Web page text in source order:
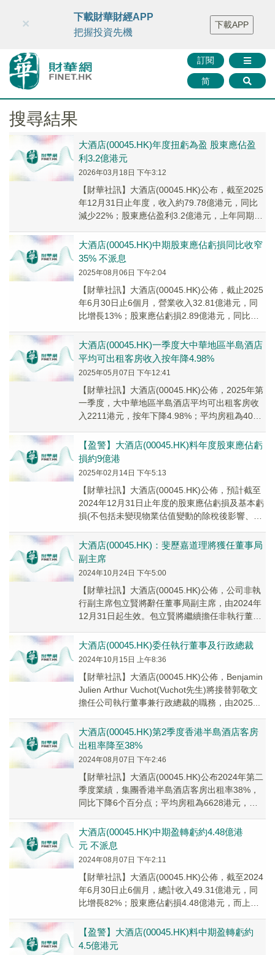
財華智庫網 FINTV FINMETA 財華證券 媒體矩陣
智庫沙龍
聯絡我們
訂閱
简
×
下載財華財經APP
把握投資先機
下載APP
搜尋結果
大酒店(00045.HK)年度扭虧為盈 股東應佔盈
利3.2億港元
2026年03月18日 下午3:12
【財華社訊】大酒店(00045.HK)公布，截至2025
年12月31日止年度，收入約79.78億港元，同比
減少22%；股東應佔盈利3.2億港元，上年同期為
大酒店(00045.HK)中期股東應佔虧損同比收窄
35% 不派息
2025年08月06日 下午2:04
【財華社訊】大酒店(00045.HK)公佈，截止2025
年6月30日止6個月，營業收入32.81億港元，同
比增長13%；股東應佔虧損2.89億港元，同比收
大酒店(00045.HK)一季度大中華地區半島酒店
平均可出租客房收入按年降4.98%
2025年05月07日 下午12:41
【財華社訊】大酒店(00045.HK)公佈，2025年第
一季度，大中華地區半島酒店平均可出租客房收
入2211港元，按年下降4.98%；平均房租為4014
【盈警】大酒店(00045.HK)料年度股東應佔虧
損約9億港
2025年02月14日 下午5:13
【財華社訊】大酒店(00045.HK)公佈，預計截至
2024年12月31日止年度的股東應佔虧損及基本虧
損(不包括未變現物業估值變動的除稅後影響、減
大酒店(00045.HK)：斐歷嘉道理將獲任董事局
副主席
2024年10月24日 下午5:00
【財華社訊】大酒店(00045.HK)公佈，公司非執
行副主席包立賢將辭任董事局副主席，由2024年
12月31日起生效。包立賢將繼續擔任非執行董
大酒店(00045.HK)委任執行董事及行政總裁
2024年10月15日 上午8:36
【財華社訊】大酒店(00045.HK)公佈，Benjamin
Julien Arthur Vuchot(Vuchot先生)將接替郭敬文
擔任公司執行董事兼行政總裁的職務，由2025...
大酒店(00045.HK)第2季度香港半島酒店客房
出租率降至38%
2024年08月07日 下午2:46
【財華社訊】大酒店(00045.HK)公布2024年第二
季度業績，集團香港半島酒店客房出租率38%，
同比下降6个百分点；平均房租為6628港元，同
大酒店(00045.HK)中期盈轉虧約4.48億港
元 不派息
2024年08月07日 下午2:11
【財華社訊】大酒店(00045.HK)公佈，截至2024
年6月30日止6個月，總計收入49.31億港元，同
比增長82%；股東應佔虧損4.48億港元，而上年
【盈警】大酒店(00045.HK)料中期盈轉虧約
4.5億港元